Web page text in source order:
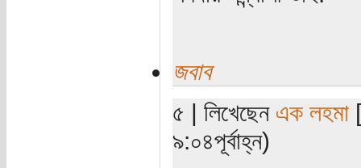
জবাব
৫ | লিখেছেন এক লহমা
৯:০৪পূর্বাহ্ন)